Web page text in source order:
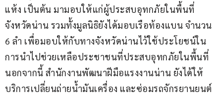
แห้ง เป็นต้น มามอบให้แก่ผู้ประสบอุทกภัยในพื้นที่
จังหวัดน่าน รวมทั้งมูลนิธิยังได้มอบเรือท้องแบน จำนวน
6 ลำ เพื่อมอบให้กับทางจังหวัดน่านไว้ใช้ประโยชน์ใน
การนำไปช่วยเหลือประชาชนที่ประสบอุทกภัยในพื้นที่
นอกจากนี้ สำนักงานพัฒนาฝีมือแรงงานน่าน ยังได้ให้
บริการเปลี่ยนถ่ายน้ำมันเครื่อง และซ่อมรถจักรยานยนต์